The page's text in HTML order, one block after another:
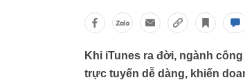
Khi iTunes ra đời, ngành
trực tuyến dễ dàng, khiến